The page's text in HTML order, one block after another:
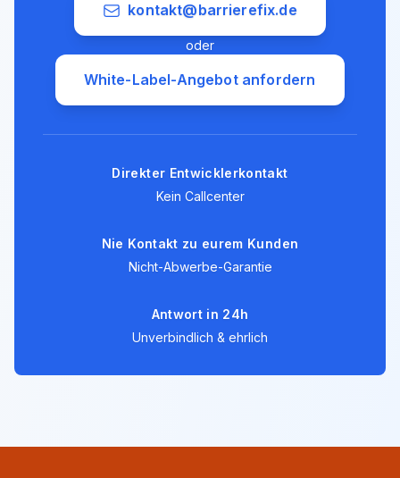
kontakt@barrierefix.de
oder
White-Label-Angebot anfordern
Direkter Entwicklerkontakt
Kein Callcenter
Nie Kontakt zu eurem Kunden
Nicht-Abwerbe-Garantie
Antwort in 24h
Unverbindlich & ehrlich